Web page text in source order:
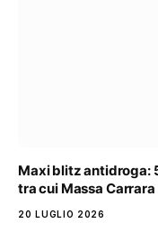
Maxi blitz antidroga:
tra cui Massa Carrara
20 LUGLIO 2026